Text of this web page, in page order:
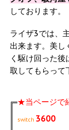
しております。
ライザ3では、
出来ます。美し
く駆け回った
取してもらって
★当ページで
switch 3600